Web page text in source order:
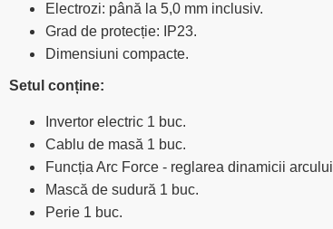
Electrozi: până la 5,0 mm inclusiv.
Grad de protecție: IP23.
Dimensiuni compacte.
Setul conține:
Invertor electric 1 buc.
Cablu de masă 1 buc.
Funcția Arc Force - reglarea dinamicii arcului
Mască de sudură 1 buc.
Perie 1 buc.